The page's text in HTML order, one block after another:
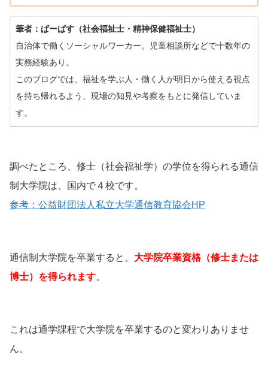
筆者：ぱーぱす（社会福祉士・精神保健福祉士）
自治体で働くソーシャルワーカー。児童相談所などで十数年の
実務経験あり。
このブログでは、福祉を学ぶ人・働く人が明日から使える視点
を持ち帰れるよう、現場の知見や考察をもとに発信していま
す。
調べたところ、修士（社会福祉学）の学位を得られる通信
制大学院は、国内で４校です。
参考：公益財団法人私立大学通信教育協会HP
通信制大学院を卒業すると、 大学院卒業資格（修士または
博士）を得られます。
これは通学課程で大学院を卒業するのと変わりありませ
ん。